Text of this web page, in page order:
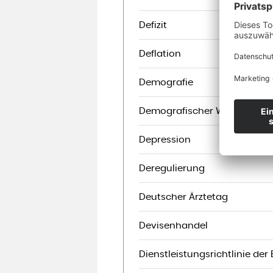
Defizit
Deflation
Demografie
Demografischer Wandel
Depression
Deregulierung
Deutscher Ärztetag
Devisenhandel
Dienstleistungsrichtlinie der